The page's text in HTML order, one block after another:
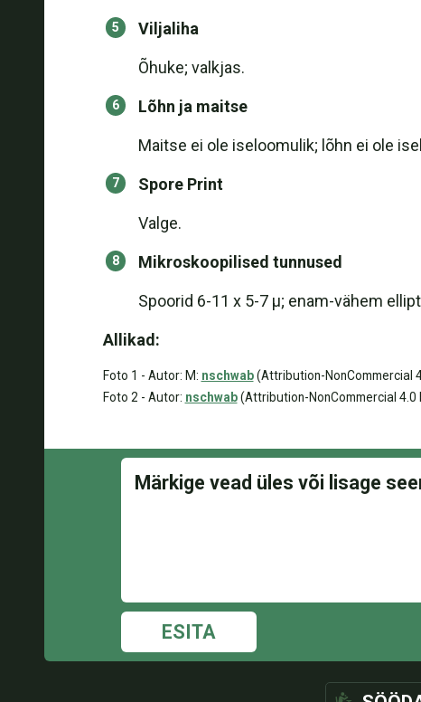
Viljaliha
Õhuke; valkjas.
Lõhn ja maitse
Maitse ei ole iseloomulik; lõhn ei ole
Spore Print
Valge.
Mikroskoopilised tunnused
Spoorid 6-11 x 5-7 µ; enam-vähem
Allikad:
Foto 1 - Autor: M: nschwab(Attribution-NonCommercial
Foto 2 - Autor: nschwab(Attribution-NonCommercial 4.0
ESITA